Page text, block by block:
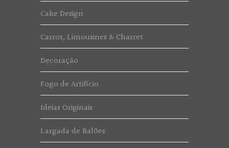
Cake Design
Carros, Limousines & Charret
Decoração
Fogo de Artifício
Ideias Originais
Largada de Balões